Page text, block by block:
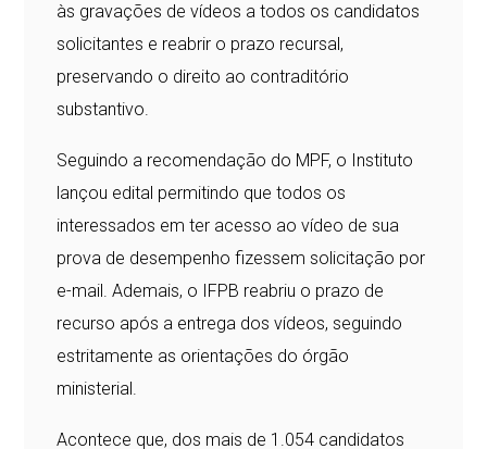
às gravações de vídeos a todos os candidatos
solicitantes e reabrir o prazo recursal,
preservando o direito ao contraditório
substantivo.
Seguindo a recomendação do MPF, o Instituto
lançou edital permitindo que todos os
interessados em ter acesso ao vídeo de sua
prova de desempenho fizessem solicitação por
e-mail. Ademais, o IFPB reabriu o prazo de
recurso após a entrega dos vídeos, seguindo
estritamente as orientações do órgão
ministerial.
Acontece que, dos mais de 1.054 candidatos